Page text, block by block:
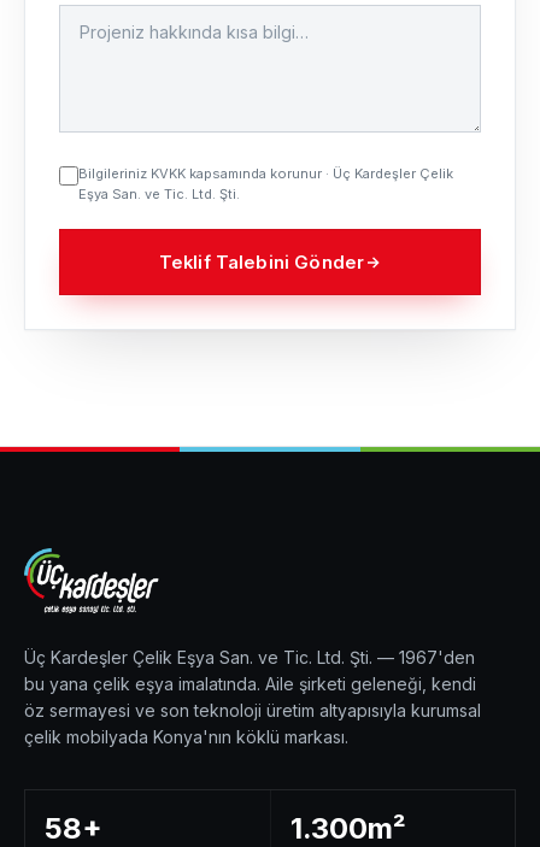
Bilgileriniz KVKK kapsamında korunur · Üç Kardeşler Çelik
Eşya San. ve Tic. Ltd. Şti.
Teklif Talebini Gönder
Üç Kardeşler Çelik Eşya San. ve Tic. Ltd. Şti. — 1967'den
bu yana çelik eşya imalatında. Aile şirketi geleneği, kendi
öz sermayesi ve son teknoloji üretim altyapısıyla kurumsal
çelik mobilyada Konya'nın köklü markası.
58+ 1.300m²